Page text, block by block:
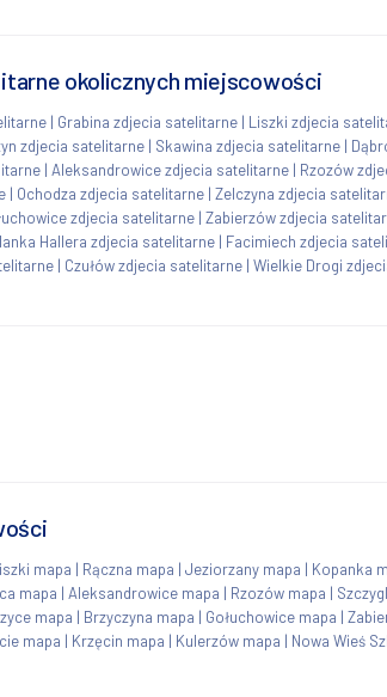
okolicznych miejscowości
| Grabina zdjecia satelitarne | Liszki zdjecia
zdjecia satelitarne | Skawina zdjecia satelitarne |
| Aleksandrowice zdjecia satelitarne | Rzozów
| Ochodza zdjecia satelitarne | Zelczyna zdjecia
zdjecia satelitarne | Zabierzów zdjecia
Hallera zdjecia satelitarne | Facimiech zdjecia
| Czułów zdjecia satelitarne | Wielkie Drogi
mapa | Rączna mapa | Jeziorzany mapa | Kopanka
mapa | Aleksandrowice mapa | Rzozów mapa |
mapa | Brzyczyna mapa | Gołuchowice mapa |
mapa | Krzęcin mapa | Kulerzów mapa | Nowa Wieś